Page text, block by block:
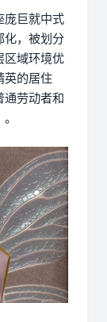
庞巨就中式
化，被划分
区域环境优
英的居住
通劳动者和